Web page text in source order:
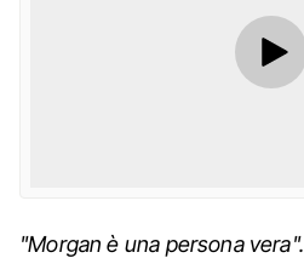
"Morgan è una persona vera".